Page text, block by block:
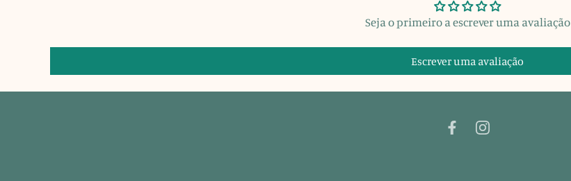
Seja o primeiro a escrever uma avaliação
Escrever uma avaliação